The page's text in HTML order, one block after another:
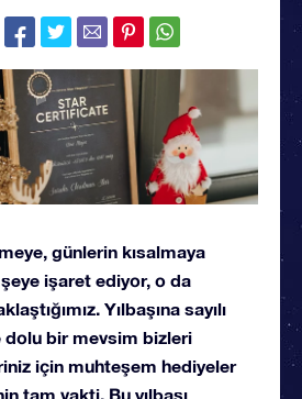
günlerin kısalmaya
işaret ediyor, o da
Yılbaşına sayılı
dolu bir mevsim bizleri
için muhteşem hediyeler
tam vakti. Bu yılbaşı